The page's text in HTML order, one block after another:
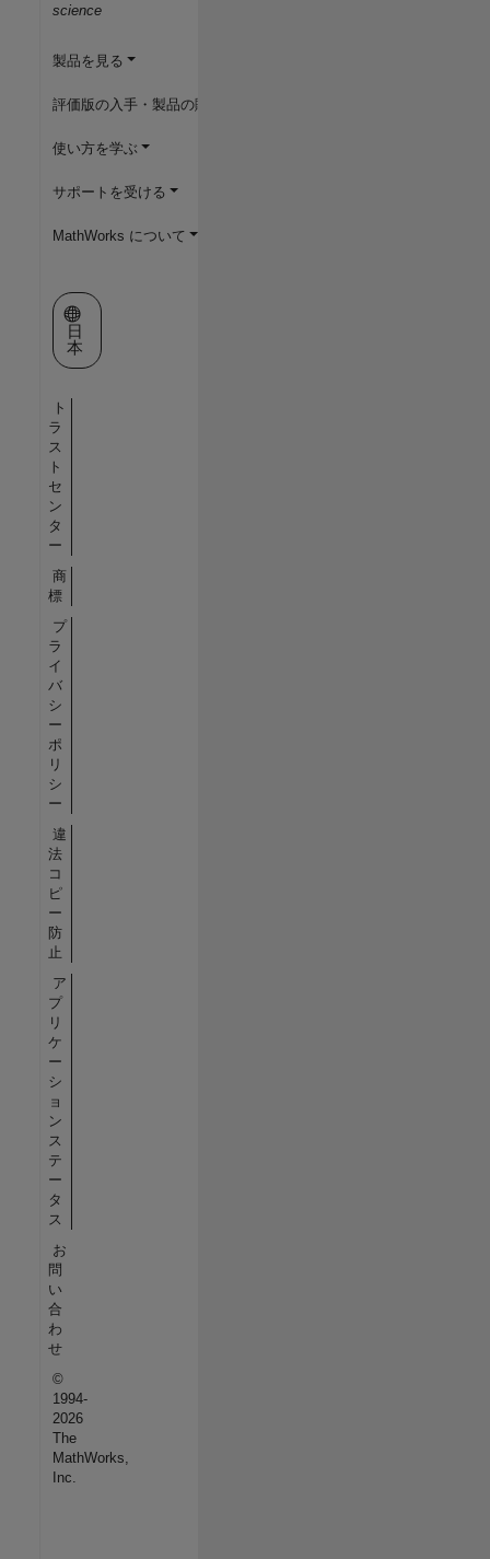
science
製品を見る
評価版の入手・製品の購入
使い方を学ぶ
サポートを受ける
MathWorks について
Web サイトの選択
日
本
ト
ラ
ス
ト
セ
ン
タ
ー
商
標
プ
ラ
イ
バ
シ
ー
ポ
リ
シ
ー
違
法
コ
ピ
ー
防
止
ア
プ
リ
ケ
ー
シ
ョ
ン
ス
テ
ー
タ
ス
お
問
い
合
わ
せ
©
1994-
2026
The
MathWorks,
Inc.